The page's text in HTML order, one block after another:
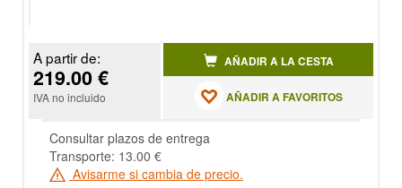
A partir de:
219.00 €
IVA no incluido
AÑADIR A LA CESTA
AÑADIR A FAVORITOS
Consultar plazos de entrega
Transporte: 13.00 €
Avisarme si cambia de precio.